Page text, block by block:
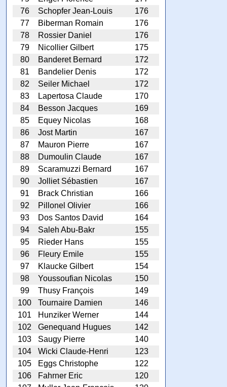
76
Schopfer Jean-Louis
176
77
Biberman Romain
176
78
Rossier Daniel
176
79
Nicollier Gilbert
175
80
Banderet Bernard
172
81
Bandelier Denis
172
82
Seiler Michael
172
83
Lapertosa Claude
170
84
Besson Jacques
169
85
Equey Nicolas
168
86
Jost Martin
167
87
Mauron Pierre
167
88
Dumoulin Claude
167
89
Scaramuzzi Bernard
167
90
Jolliet Sébastien
167
91
Brack Christian
166
92
Pillonel Olivier
166
93
Dos Santos David
164
94
Saleh Abu-Bakr
155
95
Rieder Hans
155
96
Fleury Emile
155
97
Klaucke Gilbert
154
98
Youssoufian Nicolas
150
99
Thusy François
149
100
Tournaire Damien
146
101
Hunziker Werner
144
102
Genequand Hugues
142
103
Saugy Pierre
140
104
Wicki Claude-Henri
123
105
Eggs Christophe
122
106
Fahrner Eric
120